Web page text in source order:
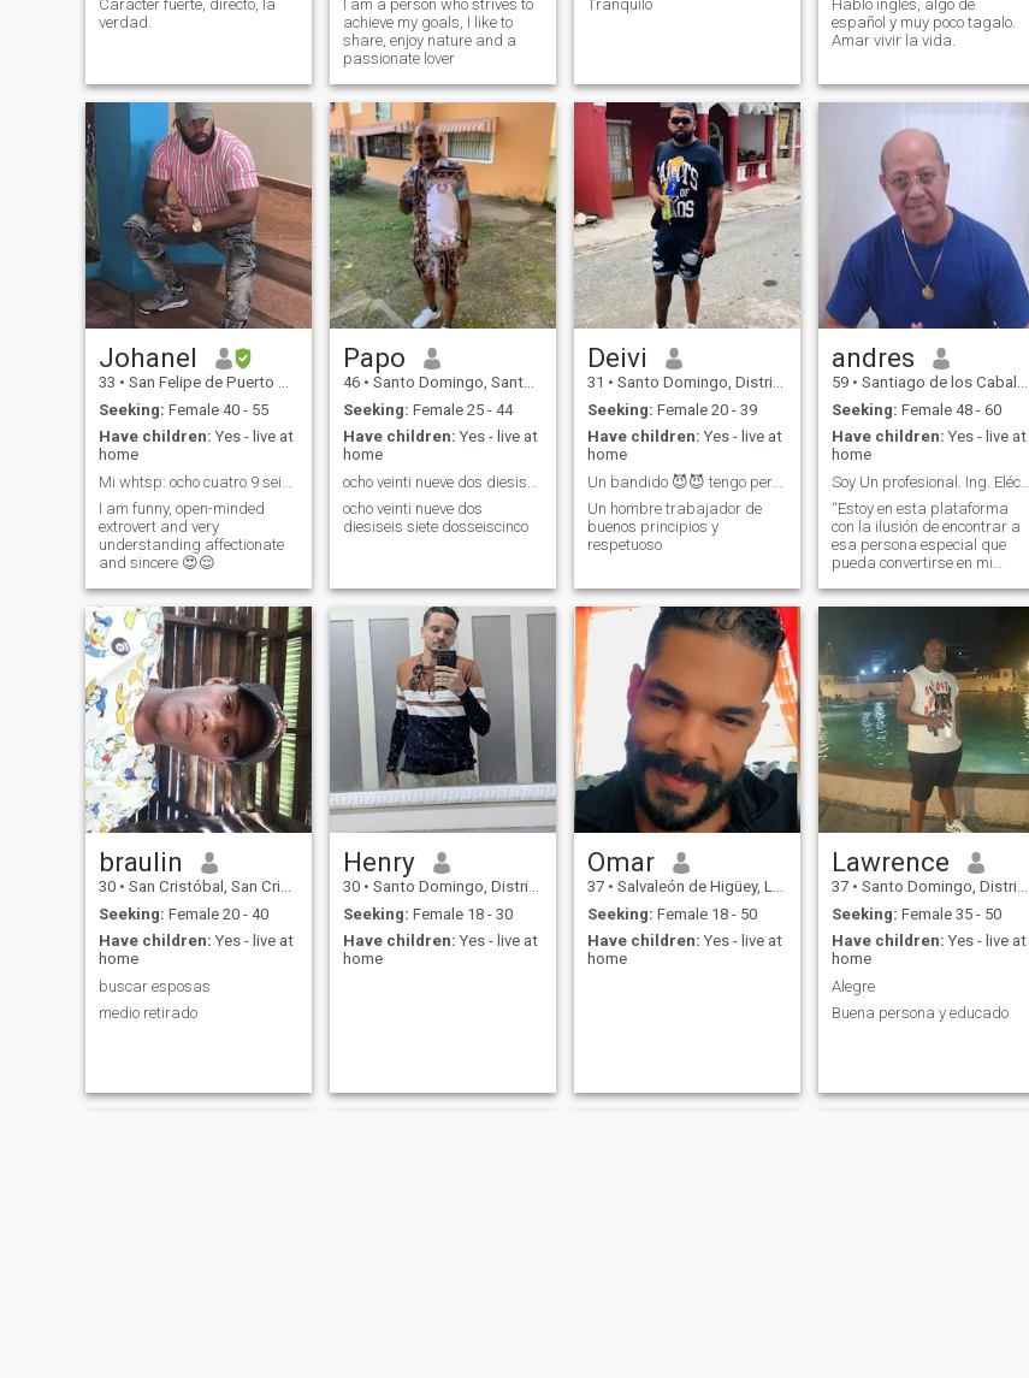
Carácter fuerte, directo, la
verdad.
I am a person who strives to
achieve my goals, I like to
share, enjoy nature and a
passionate lover
Tranquilo
Hablo inglés, algo de
español y muy poco tagalo.
Amar vivir la vida.
Johanel
33 • San Felipe de Puerto Plata, Puerto Plata, Dominican Republic
Seeking: Female 40 - 55
Have children: Yes - live at
home
I am funny, open-minded
extrovert and very
understanding affectionate
and sincere 😍😌
Papo
46 • Santo Domingo, Santo Domingo, Dominican Republic
Seeking: Female 25 - 44
Have children: Yes - live at
home
ocho veinti nueve dos
diesiseis siete dosseiscinco
Deivi
31 • Santo Domingo, Distrito Nacional, Dominican Republic
Seeking: Female 20 - 39
Have children: Yes - live at
home
Un bandido 😈😈 tengo perfil estandar
Un hombre trabajador de
buenos principios y
respetuoso
andres
59 • Santiago de los Caballeros, Santiago, Dominican Republic
Seeking: Female 48 - 60
Have children: Yes - live at
home
Soy Un profesional. Ing. Eléctrico y Abogado
“Estoy en esta plataforma
con la ilusión de encontrar a
esa persona especial que
pueda convertirse en mi
considero una persona culta,
sentido del humor. Disfruto
de las conversaciones
interesantes, de aprender
braulin
30 • San Cristóbal, San Cristóbal, Dominican Republic
Seeking: Female 20 - 40
Have children: Yes - live at
home
buscar esposas
medio retirado
Henry
30 • Santo Domingo, Distrito Nacional, Dominican Republic
Seeking: Female 18 - 30
Have children: Yes - live at
home
Omar
37 • Salvaleón de Higüey, La Altagracia, Dominican Republic
Seeking: Female 18 - 50
Have children: Yes - live at
home
Lawrence
37 • Santo Domingo, Distrito Nacional, Dominican Republic
Seeking: Female 35 - 50
Have children: Yes - live at
home
Alegre
Buena persona y educado